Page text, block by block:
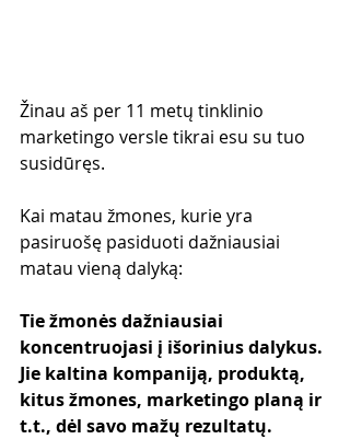
Žinau aš per 11 metų tinklinio
marketingo versle tikrai esu su tuo
susidūręs.
Kai matau žmones, kurie yra
pasiruošę pasiduoti dažniausiai
matau vieną dalyką:
Tie žmonės dažniausiai
koncentruojasi į išorinius dalykus.
Jie kaltina kompaniją, produktą,
kitus žmones, marketingo planą ir
t.t., dėl savo mažų rezultatų.